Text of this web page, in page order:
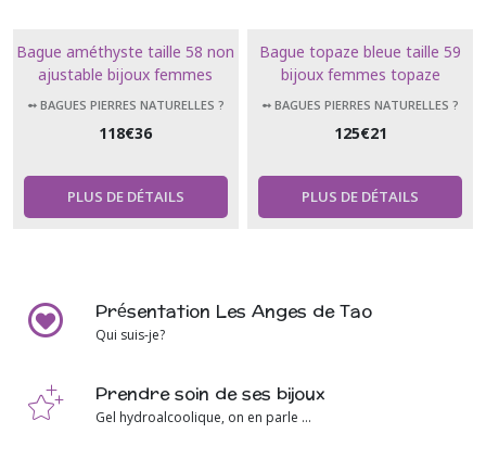
Bague améthyste taille 58 non
ajustable bijoux femmes
➻ BAGUES PIERRES NATURELLES ?
118€36
PLUS DE DÉTAILS
Bague topaze bleue taille 59
bijoux femmes topaze
➻ BAGUES PIERRES NATURELLES ?
125€21
PLUS DE DÉTAILS
Présentation Les Anges de Tao
Qui suis-je?
Prendre soin de ses bijoux
Gel hydroalcoolique, on en parle ...